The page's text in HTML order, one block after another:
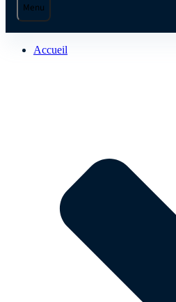
Menu
Accueil